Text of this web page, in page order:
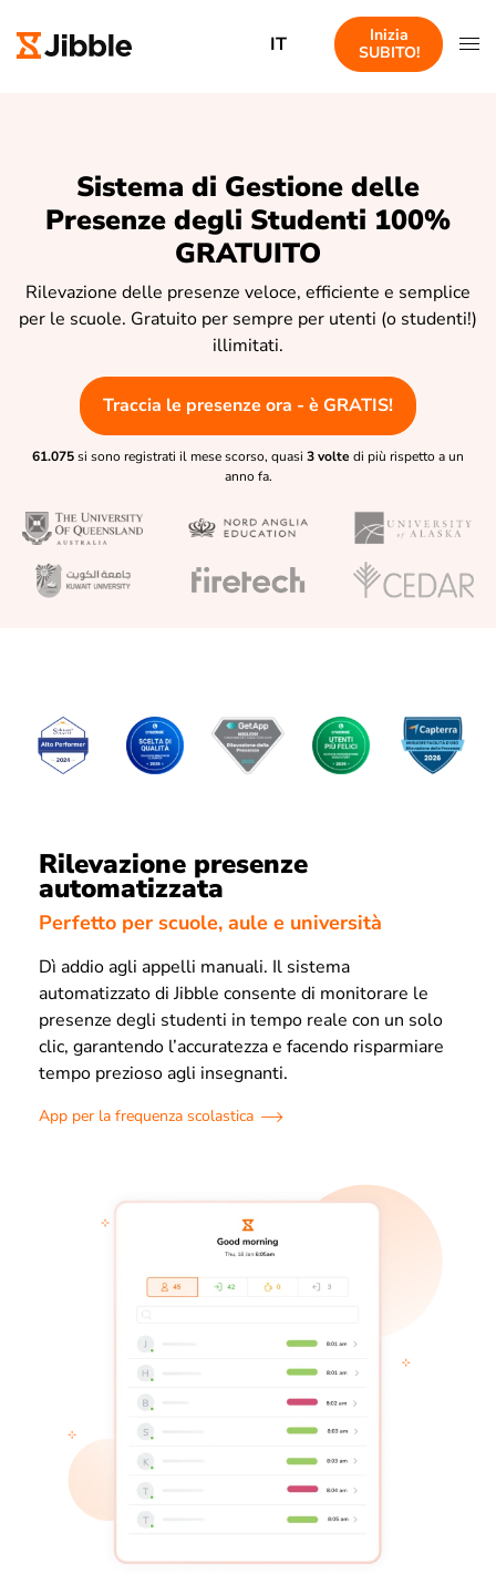
IT
Inizia
SUBITO!
Sistema di Gestione delle
Presenze degli Studenti 100%
GRATUITO
Rilevazione delle presenze veloce, efficiente e semplice
per le scuole. Gratuito per sempre per utenti (o studenti!)
illimitati.
Traccia le presenze ora - è GRATIS!
61.075si sono registrati il mese scorso, quasi 3 volte di più rispetto a un
anno fa.
Rilevazione presenze
automatizzata
Perfetto per scuole, aule e università
Dì addio agli appelli manuali. Il sistema
automatizzato di Jibble consente di monitorare le
presenze degli studenti in tempo reale con un solo
clic, garantendo l’accuratezza e facendo risparmiare
tempo prezioso agli insegnanti.
App per la frequenza scolastica